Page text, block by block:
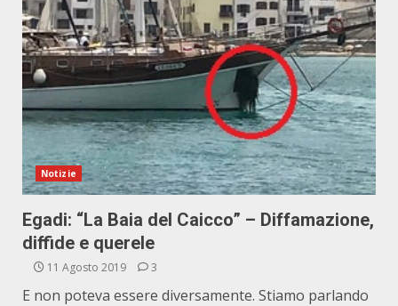
Notizie
Egadi: “La Baia del Caicco” – Diffamazione,
diffide e querele
11 Agosto 2019 3
E non poteva essere diversamente. Stiamo parlando